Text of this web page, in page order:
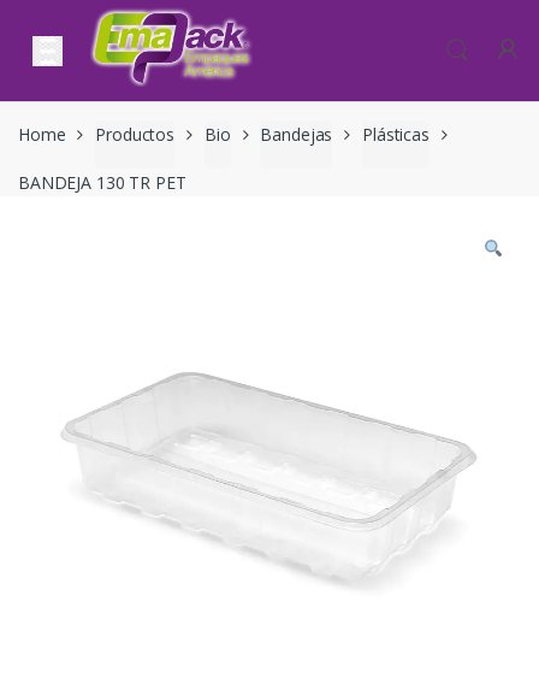
Skip to navigation
Skip to content
Home Productos Bio Bandejas Plásticas
BANDEJA 130 TR PET